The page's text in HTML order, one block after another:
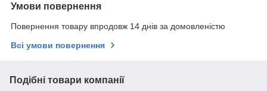
Умови повернення
Повернення товару впродовж 14 днів за домовленістю
Всі умови повернення
Подібні товари компанії